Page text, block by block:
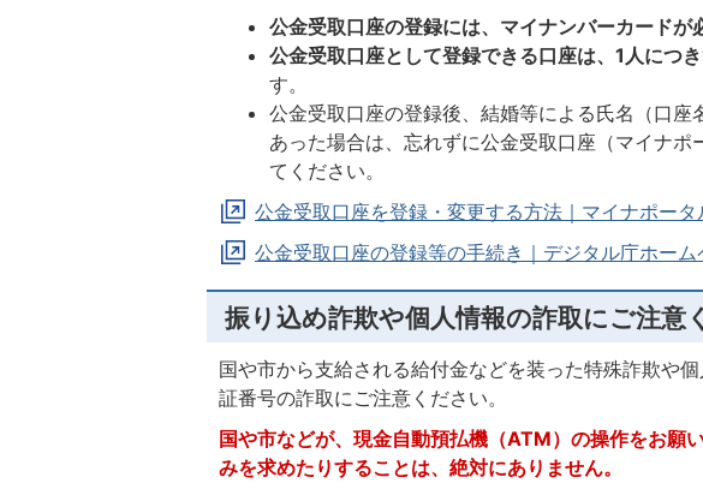
公金受取口座の登録には、マイナンバーカードが
公金受取口座として登録できる口座は、1人につ
す。
公金受取口座の登録後、結婚等による氏名（口
あった場合は、忘れずに公金受取口座（マイナ
てください。
公金受取口座を登録・変更する方法｜マイナポータ
公金受取口座の登録等の手続き｜デジタル庁ホーム
振り込め詐欺や個人情報の詐取にご注意
国や市から支給される給付金などを装った特殊詐欺や
証番号の詐取にご注意ください。
国や市などが、現金自動預払機（ATM）の操作をお願
みを求めたりすることは、絶対にありません。